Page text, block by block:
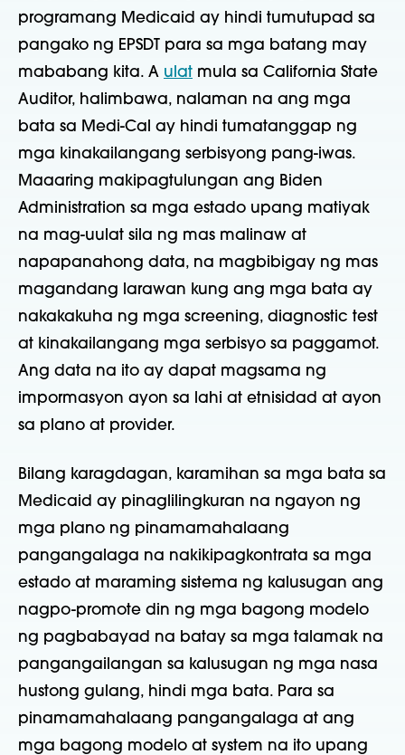
programang Medicaid ay hindi tumutupad sa
pangako ng EPSDT para sa mga batang may
mababang kita. A ulat mula sa California State
Auditor, halimbawa, nalaman na ang mga
bata sa Medi-Cal ay hindi tumatanggap ng
mga kinakailangang serbisyong pang-iwas.
Maaaring makipagtulungan ang Biden
Administration sa mga estado upang matiyak
na mag-uulat sila ng mas malinaw at
napapanahong data, na magbibigay ng mas
magandang larawan kung ang mga bata ay
nakakakuha ng mga screening, diagnostic test
at kinakailangang mga serbisyo sa paggamot.
Ang data na ito ay dapat magsama ng
impormasyon ayon sa lahi at etnisidad at ayon
sa plano at provider.
Bilang karagdagan, karamihan sa mga bata sa
Medicaid ay pinaglilingkuran na ngayon ng
mga plano ng pinamamahalaang
pangangalaga na nakikipagkontrata sa mga
estado at maraming sistema ng kalusugan ang
nagpo-promote din ng mga bagong modelo
ng pagbabayad na batay sa mga talamak na
pangangailangan sa kalusugan ng mga nasa
hustong gulang, hindi mga bata. Para sa
pinamamahalaang pangangalaga at ang
mga bagong modelo at system na ito upang